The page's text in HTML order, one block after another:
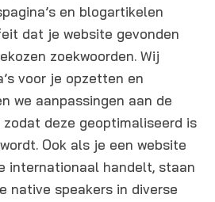
en blogartikelen
dat je website gevonden
zoekwoorden. Wij
voor je opzetten en
we aanpassingen aan de
deze geoptimaliseerd is
Ook als je een website
internationaal handelt, staan
native speakers in diverse